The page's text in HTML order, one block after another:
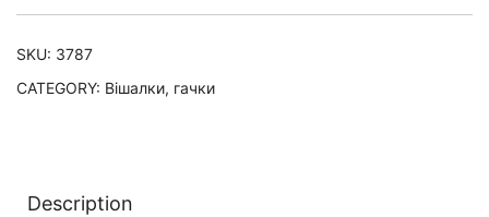
SKU: 3787
CATEGORY: Вішалки, гачки
Description